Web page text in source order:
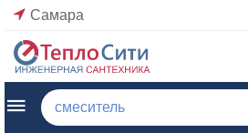
Самара